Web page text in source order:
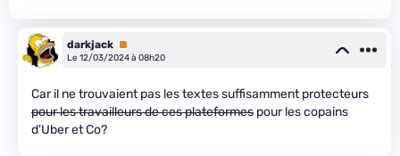
darkjack Premium
Le 12/03/2024 à 08h20
Car il ne trouvaient pas les textes suffisamment protecteurs
pour les travailleurs de ces plateformes pour les copains
d'Uber et Co?